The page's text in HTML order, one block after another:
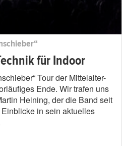
für Indoor
Tour der Mittelalter-
Ende. Wir trafen uns
Heining, der die Band seit
in sein aktuelles